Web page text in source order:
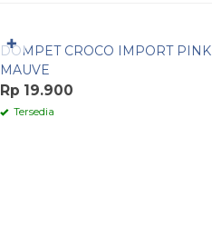
DOMPET CROCO IMPORT PINK
MAUVE
Rp 19.900
Tersedia
✚